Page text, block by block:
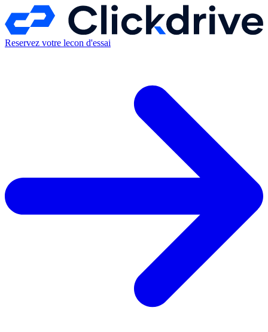
Reservez votre lecon d'essai